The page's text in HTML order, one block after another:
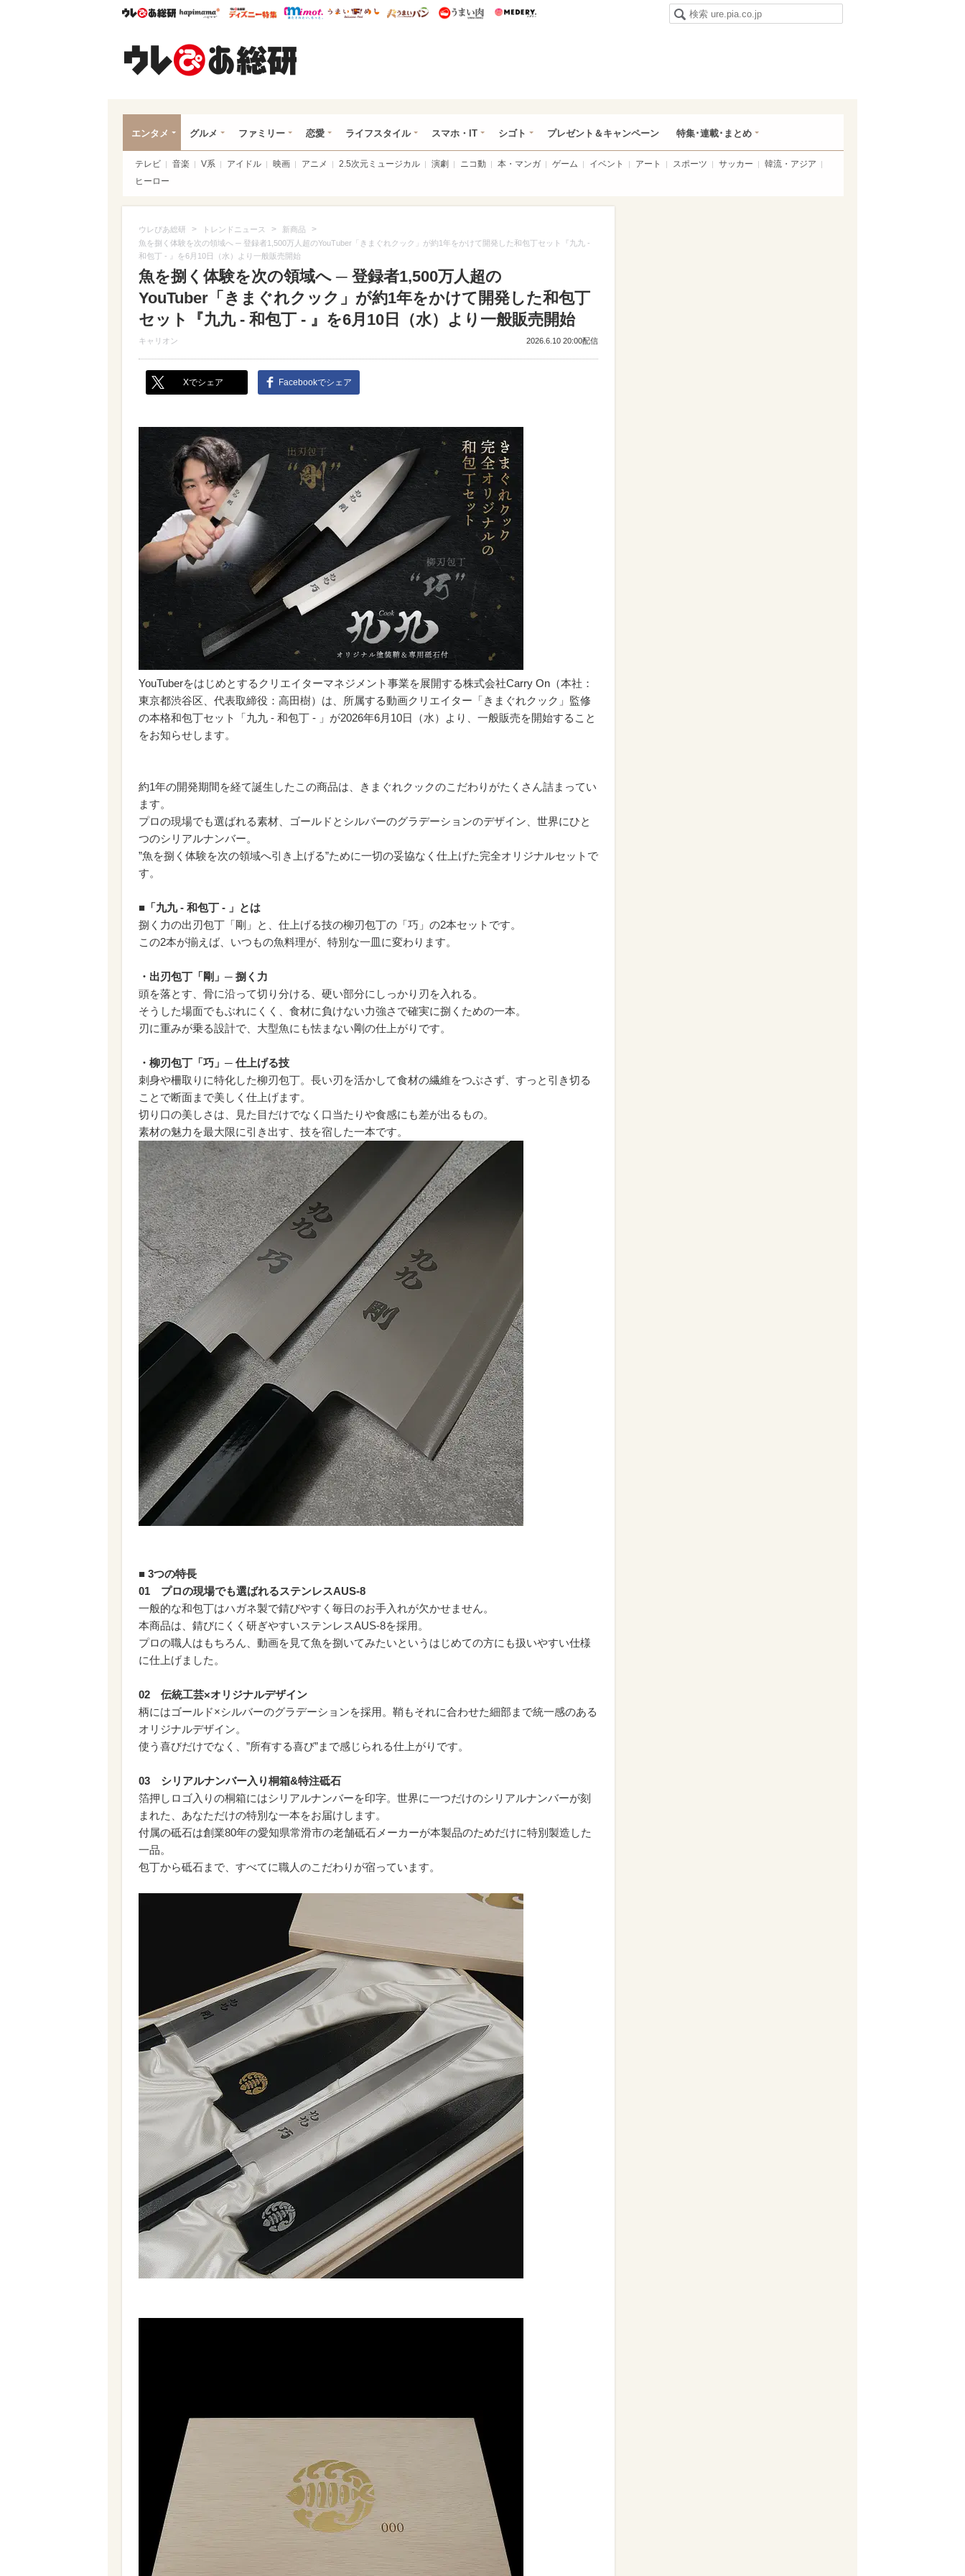
ウレぴあ総研ハピママ* ウレぴあ総研 ディズニー特集
mimot. うまいめし うまいパン うまい肉
エンタメ グルメ ファミリー 恋愛 ライフスタイル スマホ・IT シゴト プレゼント＆キャンペーン 特集･連載･まとめ
テレビ 音楽 V系 アイドル 映画 アニメ 2.5次元ミュージカル 演劇 ニコ動 本・マンガ ゲーム イベント アート スポーツ サッカー
韓流・アジア
ヒーロー
ウレぴあ総研 > トレンドニュース > 新商品 >
魚を捌く体験を次の領域へ ─ 登録者1,500万人超のYouTuber「きまぐれクック」が約1年をかけて開発した和包丁セット『九九 -
和包丁 - 』を6月10日（水）より一般販売開始
魚を捌く体験を次の領域へ ─ 登録者1,500万人超の
YouTuber「きまぐれクック」が約1年をかけて開発した和包丁
セット『九九 - 和包丁 - 』を6月10日（水）より一般販売開始
キャリオン 2026.6.10 20:00配信
Xでシェア Facebookでシェア
YouTuberをはじめとするクリエイターマネジメント事業を展開する株式会社Carry On（本社：
東京都渋谷区、代表取締役：高田樹）は、所属する動画クリエイター「きまぐれクック」監修
の本格和包丁セット「九九 - 和包丁 - 」が2026年6月10日（水）より、一般販売を開始すること
をお知らせします。
約1年の開発期間を経て誕生したこの商品は、きまぐれクックのこだわりがたくさん詰まってい
ます。
プロの現場でも選ばれる素材、ゴールドとシルバーのグラデーションのデザイン、世界にひと
つのシリアルナンバー。
”魚を捌く体験を次の領域へ引き上げる”ために一切の妥協なく仕上げた完全オリジナルセットで
す。
■「九九 - 和包丁 - 」とは
捌く力の出刃包丁「剛」と、仕上げる技の柳刃包丁の「巧」の2本セットです。
この2本が揃えば、いつもの魚料理が、特別な一皿に変わります。
・出刃包丁「剛」─ 捌く力
頭を落とす、骨に沿って切り分ける、硬い部分にしっかり刃を入れる。
そうした場面でもぶれにくく、食材に負けない力強さで確実に捌くための一本。
刃に重みが乗る設計で、大型魚にも怯まない剛の仕上がりです。
・柳刃包丁「巧」─ 仕上げる技
刺身や柵取りに特化した柳刃包丁。長い刃を活かして食材の繊維をつぶさず、すっと引き切る
ことで断面まで美しく仕上げます。
切り口の美しさは、見た目だけでなく口当たりや食感にも差が出るもの。
素材の魅力を最大限に引き出す、技を宿した一本です。
■ 3つの特長
01 プロの現場でも選ばれるステンレスAUS-8
一般的な和包丁はハガネ製で錆びやすく毎日のお手入れが欠かせません。
本商品は、錆びにくく研ぎやすいステンレスAUS-8を採用。
プロの職人はもちろん、動画を見て魚を捌いてみたいというはじめての方にも扱いやすい仕様
に仕上げました。
02 伝統工芸×オリジナルデザイン
柄にはゴールド×シルバーのグラデーションを採用。鞘もそれに合わせた細部まで統一感のある
オリジナルデザイン。
使う喜びだけでなく、”所有する喜び”まで感じられる仕上がりです。
03 シリアルナンバー入り桐箱&特注砥石
箔押しロゴ入りの桐箱にはシリアルナンバーを印字。世界に一つだけのシリアルナンバーが刻
まれた、あなただけの特別な一本をお届けします。
付属の砥石は創業80年の愛知県常滑市の老舗砥石メーカーが本製品のためだけに特別製造した
一品。
包丁から砥石まで、すべてに職人のこだわりが宿っています。